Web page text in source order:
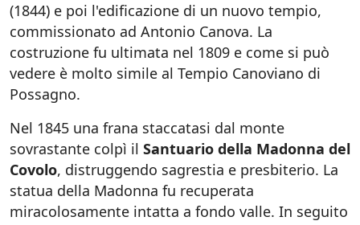
(1844) e poi l'edificazione di un nuovo tempio,
commissionato ad Antonio Canova. La
costruzione fu ultimata nel 1809 e come si può
vedere è molto simile al Tempio Canoviano di
Possagno.
Nel 1845 una frana staccatasi dal monte
sovrastante colpì il Santuario della Madonna del
Covolo, distruggendo sagrestia e presbiterio. La
statua della Madonna fu recuperata
miracolosamente intatta a fondo valle. In seguito